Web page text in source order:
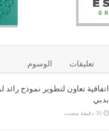
تعليقات الوسوم
اتفاقية تعاون لتطوير نموذج رائد
بدبي